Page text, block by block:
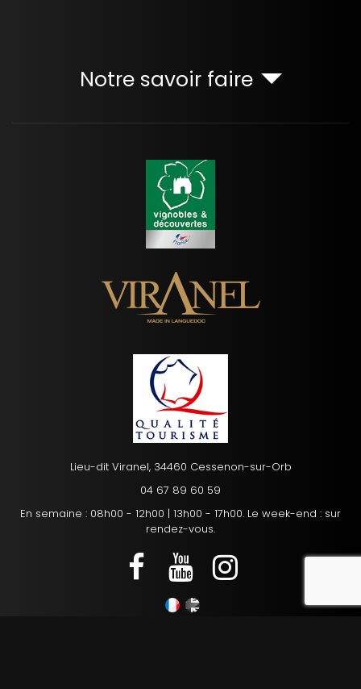
Notre savoir faire
Lieu-dit Viranel, 34460 Cessenon-sur-Orb
04 67 89 60 59
En semaine : 08h00 - 12h00 | 13h00 - 17h00. Le week-end : sur
rendez-vous.